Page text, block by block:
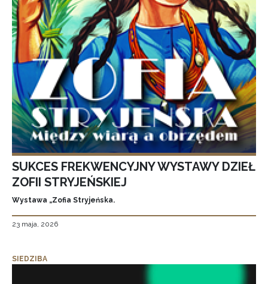
SUKCES FREKWENCYJNY WYSTAWY DZIEŁ
ZOFII STRYJEŃSKIEJ
Wystawa „Zofia Stryjeńska.
23 maja, 2026
SIEDZIBA